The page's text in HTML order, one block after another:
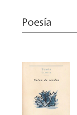
Poesía